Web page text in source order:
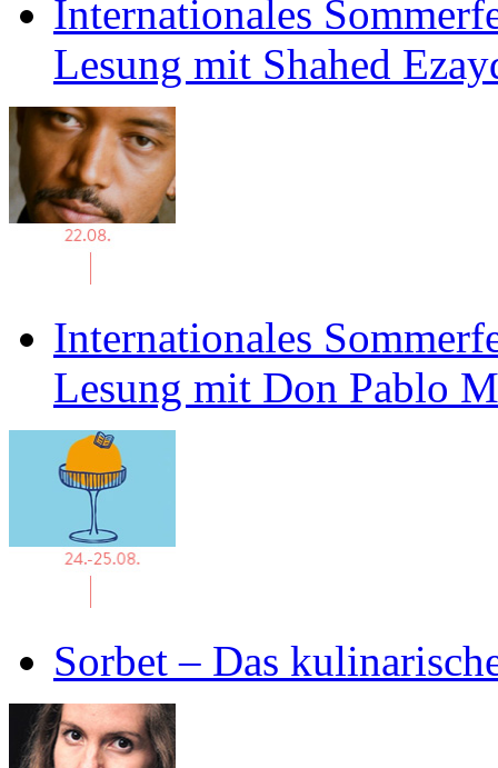
Internationales
Lesung mit Shahed
Internationales
Lesung mit Don Pablo
Sorbet – Das